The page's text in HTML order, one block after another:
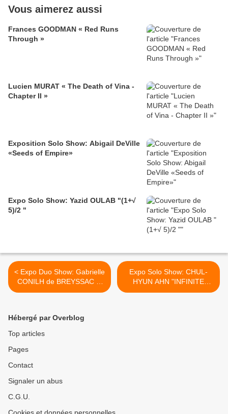
Vous aimerez aussi
Frances GOODMAN « Red Runs
Through »
Lucien MURAT « The Death of Vina -
Chapter II »
Exposition Solo Show: Abigail DeVille
«Seeds of Empire»
Expo Solo Show: Yazid OULAB "(1+√
5)/2 "
< Expo Duo Show: Gabrielle
CONILH de BREYSSAC et
Jules GUISSART « CORPS-
Expo Solo Show: CHUL-
HYUN AHN "INFINITE
LIGHT" >
Hébergé par Overblog
Top articles
Pages
Contact
Signaler un abus
C.G.U.